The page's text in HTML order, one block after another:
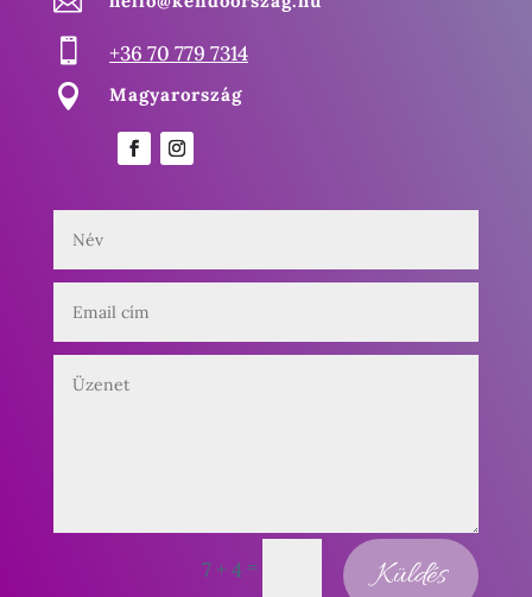
 +36 70 779 7314
 Magyarország
7 + 4 = Küldés